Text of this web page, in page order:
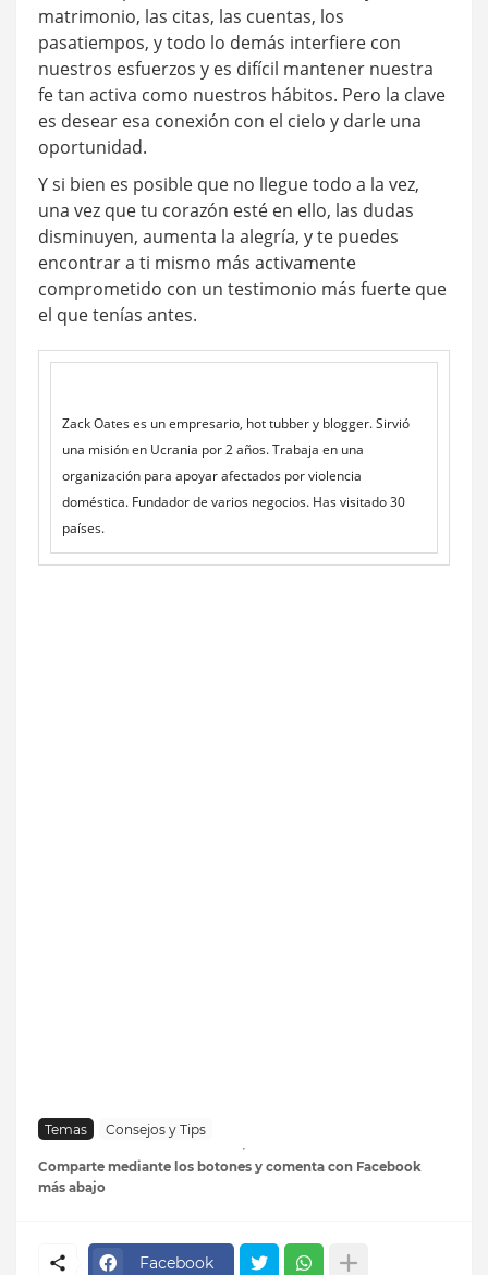
matrimonio, las citas, las cuentas, los
pasatiempos, y todo lo demás interfiere con
nuestros esfuerzos y es difícil mantener nuestra
fe tan activa como nuestros hábitos. Pero la clave
es desear esa conexión con el cielo y darle una
oportunidad.
Y si bien es posible que no llegue todo a la vez,
una vez que tu corazón esté en ello, las dudas
disminuyen, aumenta la alegría, y te puedes
encontrar a ti mismo más activamente
comprometido con un testimonio más fuerte que
el que tenías antes.
Zack Oates es un empresario, hot tubber y blogger. Sirvió
una misión en Ucrania por 2 años. Trabaja en una
organización para apoyar afectados por violencia
doméstica. Fundador de varios negocios. Has visitado 30
países.
Temas Consejos y Tips
Comparte mediante los botones y comenta con Facebook
más abajo
Facebook